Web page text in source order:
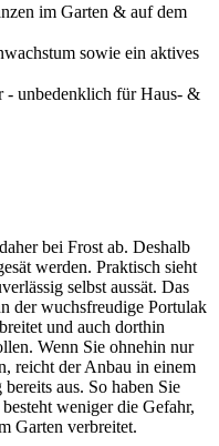
im Garten & auf dem
sowie ein aktives
- unbedenklich für Haus- &
bei Frost ab. Deshalb
werden. Praktisch sieht
selbst aussät. Das
der wuchsfreudige Portulak
und auch dorthin
Wenn Sie ohnehin nur
reicht der Anbau in einem
aus. So haben Sie
weniger die Gefahr,
Garten verbreitet.